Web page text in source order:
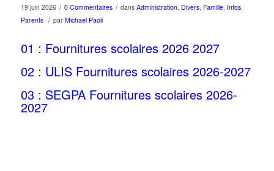
19 juin 2026 / 0 Commentaires / dans Administration, Divers, Famille, Infos,
Parents / par Michael Paoli
01 : Fournitures scolaires 2026 2027
02 : ULIS Fournitures scolaires 2026-2027
03 : SEGPA Fournitures scolaires 2026-
2027